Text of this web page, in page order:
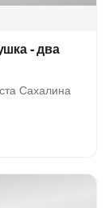
- два
Сахалина